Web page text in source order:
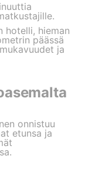
hotelli, hieman
päässä
ja
onnistuu
etunsa ja